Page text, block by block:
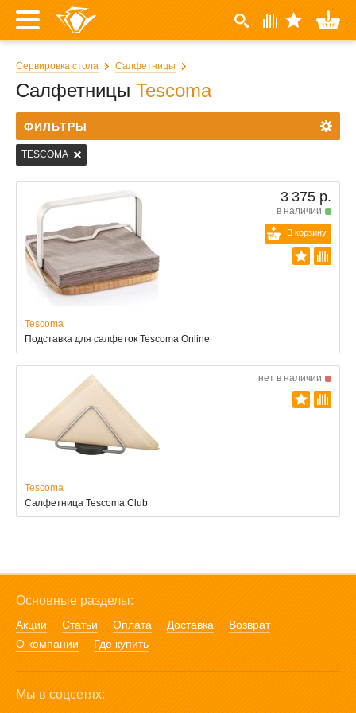
Сервировка стола Салфетницы
Салфетницы Tescoma
ФИЛЬТРЫ
TESCOMA
3 375 р.
в наличии
В корзину
Tescoma
Подставка для салфеток Tescoma Online
нет в наличии
Tescoma
Салфетница Tescoma Club
Основные разделы:
Акции Статьи Оплата Доставка
Возврат
О компании
Где купить
Мы в соцсетях: